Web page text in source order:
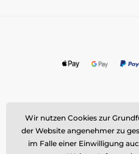
Momanio s.r.o., Okružní 361/
E-Mail:
Wir nutzen Cookies zur
der Website angenehmer zu
im Falle einer Einwilligung